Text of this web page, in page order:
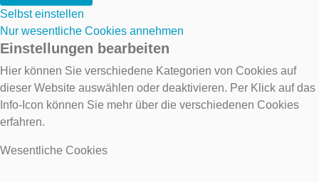
Selbst einstellen
Nur wesentliche Cookies annehmen
Einstellungen bearbeiten
Hier können Sie verschiedene Kategorien von Cookies auf
dieser Website auswählen oder deaktivieren. Per Klick auf das
Info-Icon können Sie mehr über die verschiedenen Cookies
erfahren.
Wesentliche Cookies